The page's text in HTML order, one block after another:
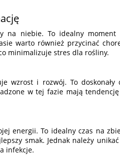
na niebie. To idealny moment
warto również przycinać
minimalizuje stres dla rośliny.
wzrost i rozwój. To
w tej fazie mają
energii. To idealny czas na
smak. Jednak należy
infekcje.